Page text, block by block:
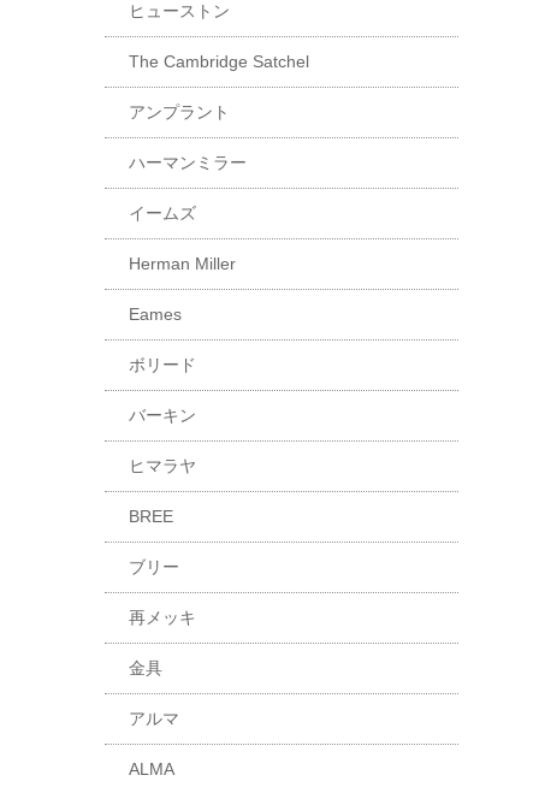
ヒューストン
The Cambridge Satchel
アンプラント
ハーマンミラー
イームズ
Herman Miller
Eames
ボリード
バーキン
ヒマラヤ
BREE
ブリー
再メッキ
金具
アルマ
ALMA